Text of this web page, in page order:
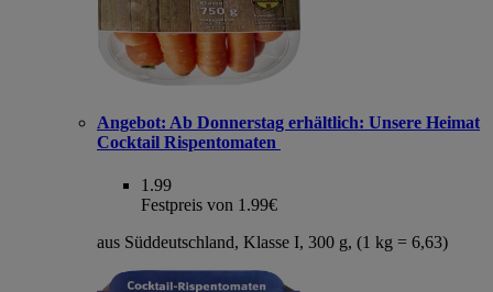
Angebot: Ab Donnerstag erhältlich: Unsere Heimat
Cocktail Rispentomaten
1.99
Festpreis von 1.99€
aus Süddeutschland, Klasse I, 300 g, (1 kg = 6,63)